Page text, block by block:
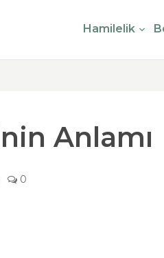
Hamilelik
Anlamı
0